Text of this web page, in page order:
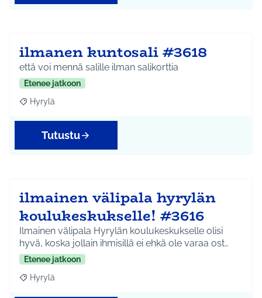
ilmanen kuntosali #3618
että voi mennä salille ilman salikorttia
Etenee jatkoon
Rajaa tulokset teeman mukaan: Hyrylä
Hyrylä
Tutustu
ilmainen välipala hyrylän
koulukeskukselle! #3616
Ilmainen välipala Hyrylän koulukeskukselle olisi
hyvä, koska jollain ihmisillä ei ehkä ole varaa ost…
Etenee jatkoon
Rajaa tulokset teeman mukaan: Hyrylä
Hyrylä